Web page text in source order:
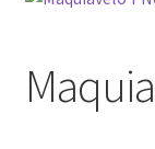
nosotros